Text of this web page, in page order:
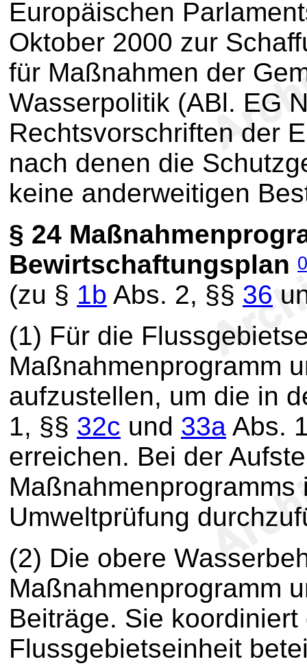
Europäischen
Oktober 2000 zur
für Maßnahmen der
Wasserpolitik (ABl. EG
Rechtsvorschriften der
nach denen die
keine anderweitigen
§ 24
Bewirtschaftungsplan
(zu § 1b Abs. 2, §§ 36
(1) Für die
Maßnahmenprogramm
aufzustellen, um die in
1, §§ 32c und 33a Abs.
erreichen. Bei der
Umweltprüfung
(2) Die obere
Maßnahmenprogramm
Beiträge. Sie
Flussgebietseinheit